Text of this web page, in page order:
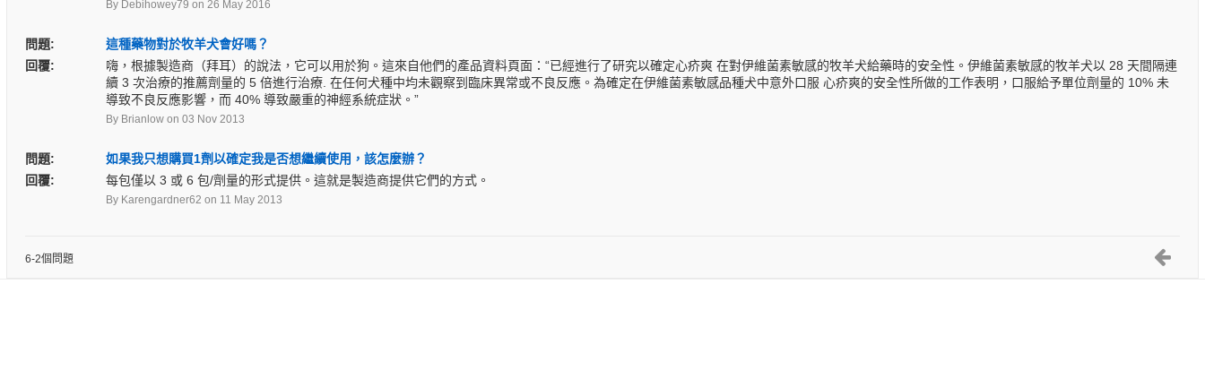
By Debihowey79 on 26 May 2016
問題:
這種藥物對於牧羊犬會好嗎？
回覆:
嗨，根據製造商（拜耳）的說法，它可以用於狗。這來自他們的產品資料頁面：“已經進行了研究以確定心疥爽 在對伊維菌素敏感的牧羊犬給藥時的安全性。伊維菌素敏感的牧羊犬以 28 天間隔連
續 3 次治療的推薦劑量的 5 倍進行治療. 在任何犬種中均未觀察到臨床異常或不良反應。為確定在伊維菌素敏感品種犬中意外口服 心疥爽的安全性所做的工作表明，口服給予單位劑量的 10% 未
導致不良反應影響，而 40% 導致嚴重的神經系統症狀。”
By Brianlow on 03 Nov 2013
問題:
如果我只想購買1劑以確定我是否想繼續使用，該怎麼辦？
回覆:
每包僅以 3 或 6 包/劑量的形式提供。這就是製造商提供它們的方式。
By Karengardner62 on 11 May 2013
6-2個問題